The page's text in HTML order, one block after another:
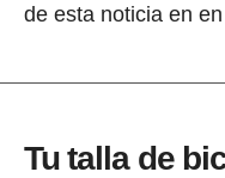
de esta noticia en
Tu talla de